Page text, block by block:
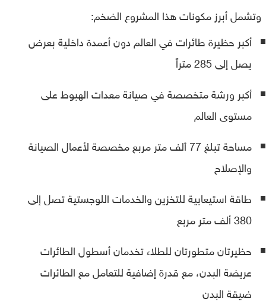
وتشمل أبرز مكونات هذا المشروع الضخم:
أكبر حظيرة طائرات في العالم دون أعمدة داخلية بعرض
يصل إلى 285 متراً
أكبر ورشة متخصصة في صيانة معدات الهبوط على
مستوى العالم
مساحة تبلغ 77 ألف متر مربع مخصصة لأعمال الصيانة
والإصلاح
طاقة استيعابية للتخزين والخدمات اللوجستية تصل إلى
380 ألف متر مربع
حظيرتان متطورتان للطلاء تخدمان أسطول الطائرات
عريضة البدن، مع قدرة إضافية للتعامل مع الطائرات
ضيقة البدن